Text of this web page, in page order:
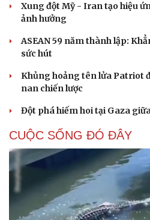
Xung đột Mỹ - Iran tạo hiệu
ảnh hưởng
ASEAN 59 năm thành lập:
sức hút
Khủng hoảng tên lửa Patriot
nan chiến lược
Đột phá hiếm hoi tại Gaza
CUỘC SỐNG ĐÓ ĐÂY